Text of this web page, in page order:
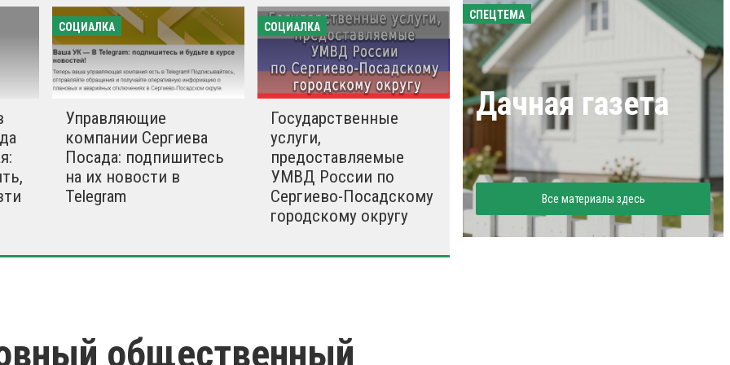
СОЦИАЛКА
Управляющие
компании Сергиева
Посада: подпишитесь
на их новости в
Telegram
СОЦИАЛКА
Государственные
услуги,
предоставляемые
УМВД России по
Сергиево-Посадскому
городскому округу
общественный
СПЕЦТЕМА
Дачная газета
Все материалы здесь